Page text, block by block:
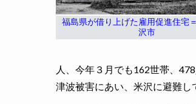
福島県が借り上げた雇用促進住宅
沢市
人、今年３月でも162世帯、
津波被害にあい、米沢に避難し